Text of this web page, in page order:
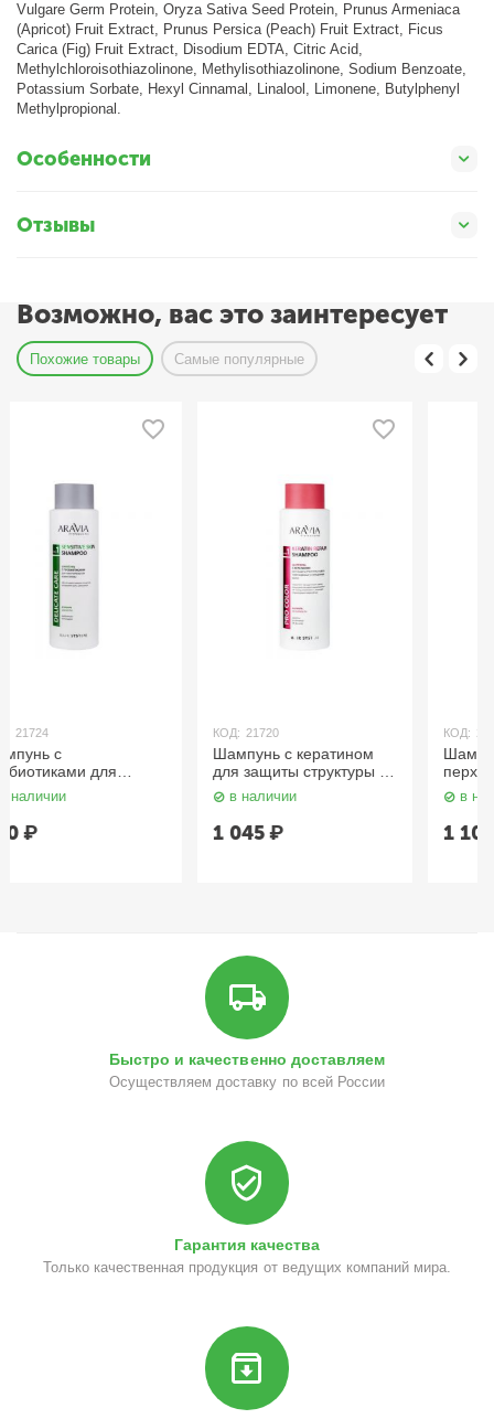
Vulgare Germ Protein, Oryza Sativa Seed Protein, Prunus Armeniaca
(Apricot) Fruit Extract, Prunus Persica (Peach) Fruit Extract, Ficus
Carica (Fig) Fruit Extract, Disodium EDTA, Citric Acid,
Methylchlоroisothiazolinone, Мethylisothiazolinone, Sodium Benzoate,
Potassium Sorbate, Hexyl Cinnamal, Linalool, Limonene, Butylphenyl
Methylpropional.
Особенности
Отзывы
Возможно, вас это заинтересует
Похожие товары Самые популярные
КОД:
Шампунь с кератином
для защиты структуры и
окрашенных волос 400
мл Aravia
в наличии
1 045
КОД:
Шампунь против
перхоти для сухой кожи
в наличии
1 105
Быстро и качественно доставляем
Осуществляем доставку по всей России
Гарантия качества
Только качественная продукция от ведущих компаний мира.